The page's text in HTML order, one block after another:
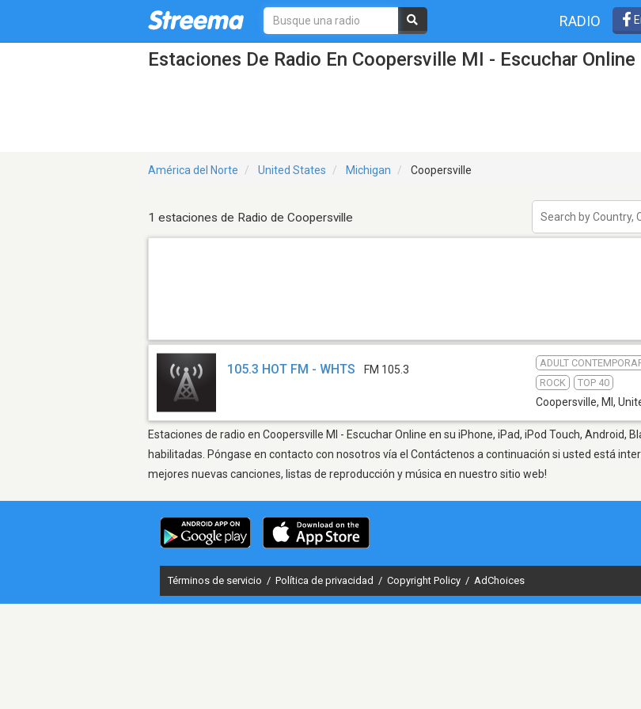
RADIO
Estaciones De Radio En Coopersville MI - Escuchar Online
América del Norte United States Michigan Coopersville
1 estaciones de Radio de Coopersville
105.3 HOT FM - WHTS FM 105.3
ADULT
ROCK
TOP 40
Coopersville, MI ,
Estaciones de radio en Coopersville MI - Escuchar Online en su iPhone, iPad, iPod Touch, Android,
habilitadas. Póngase en contacto con nosotros vía el Contáctenos a continuación si usted está
mejores nuevas canciones, listas de reproducción y música en nuestro sitio web!
Términos de servicio / Política de privacidad / Copyright Policy / AdChoices